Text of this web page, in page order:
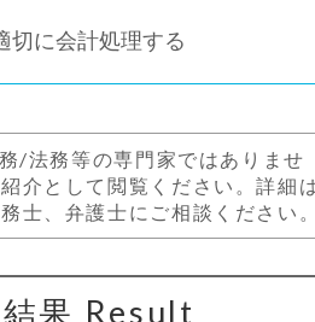
切に会計処理する
/法務等の専門家ではありませ
介として閲覧ください。詳細
士、弁護士にご相談ください。
果 Result